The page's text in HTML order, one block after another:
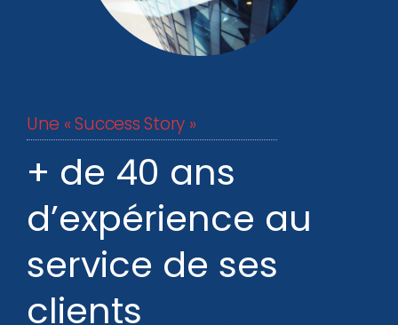
Une « Success Story »
+ de 40 ans
d’expérience au
service de ses
clients